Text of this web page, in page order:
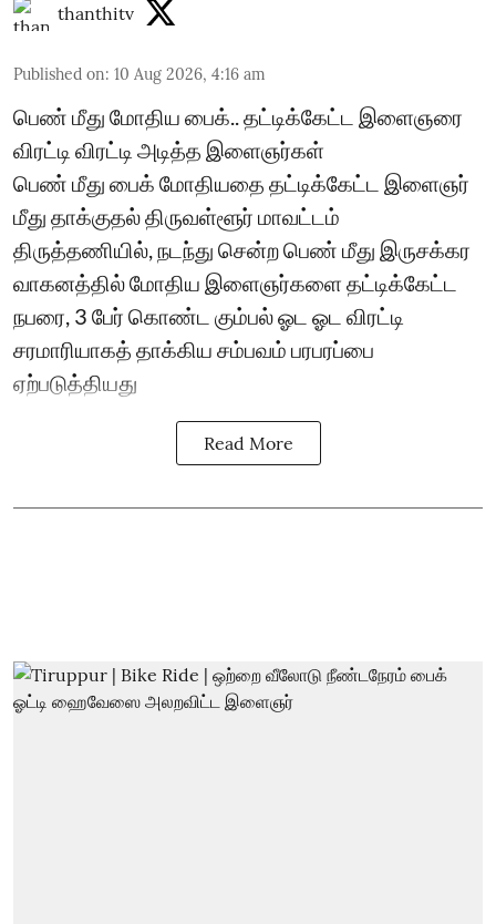
thanthitv
Published on: 10 Aug 2026, 4:16 am
பெண் மீது மோதிய பைக்.. தட்டிக்கேட்ட இளைஞரை
விரட்டி விரட்டி அடித்த இளைஞர்கள்
பெண் மீது பைக் மோதியதை தட்டிக்கேட்ட இளைஞர்
மீது தாக்குதல் திருவள்ளூர் மாவட்டம்
திருத்தணியில், நடந்து சென்ற பெண் மீது இருசக்கர
வாகனத்தில் மோதிய இளைஞர்களை தட்டிக்கேட்ட
நபரை, 3 பேர் கொண்ட கும்பல் ஓட ஓட விரட்டி
சரமாரியாகத் தாக்கிய சம்பவம் பரபரப்பை
ஏற்படுத்தியது
Read More